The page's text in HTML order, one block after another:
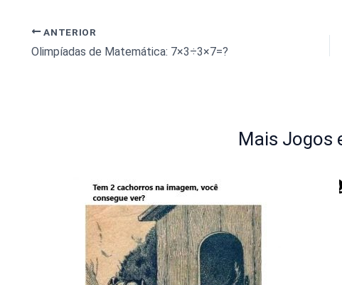
ANTERIOR
Olimpíadas de Matemática: 7×3÷3×7=?
Mais Jogos